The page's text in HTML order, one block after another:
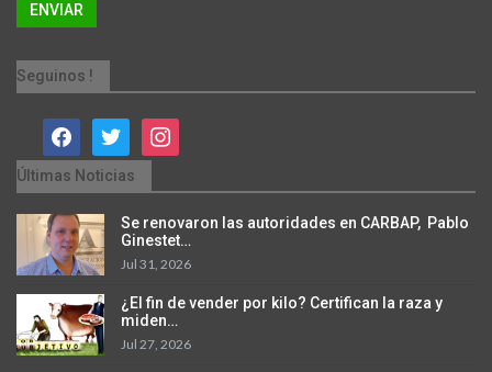
Seguinos !
facebooktwitter instagram
Últimas Noticias
Se renovaron las autoridades en CARBAP, Pablo
Ginestet…
Jul 31, 2026
¿El fin de vender por kilo? Certifican la raza y
miden…
Jul 27, 2026